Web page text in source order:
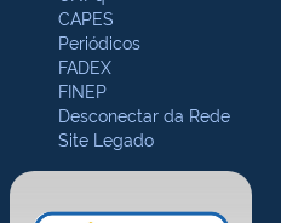
CAPES
Periódicos
FADEX
FINEP
Desconectar da Rede
Site Legado